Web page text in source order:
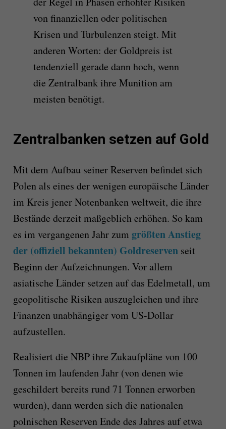
von finanziellen oder politischen
Krisen und Turbulenzen steigt. Mit
anderen Worten: der Goldpreis ist
tendenziell gerade dann hoch, wenn
die Zentralbank ihre Munition am
meisten benötigt.
Zentralbanken setzen auf Gold
Mit dem Aufbau seiner Reserven befindet sich
Polen als eines der wenigen europäische Länder
im Kreis jener Notenbanken weltweit, die ihre
Bestände derzeit maßgeblich erhöhen. So kam
es im vergangenen Jahr zum größten Anstieg
der (offiziell bekannten) Goldreserven seit
Beginn der Aufzeichnungen. Vor allem
asiatische Länder setzen auf das Edelmetall, um
geopolitische Risiken auszugleichen und ihre
Finanzen unabhängiger vom US-Dollar
aufzustellen.
Realisiert die NBP ihre Zukaufpläne von 100
Tonnen im laufenden Jahr (von denen wie
geschildert bereits rund 71 Tonnen erworben
wurden), dann werden sich die nationalen
polnischen Reserven Ende des Jahres auf etwa